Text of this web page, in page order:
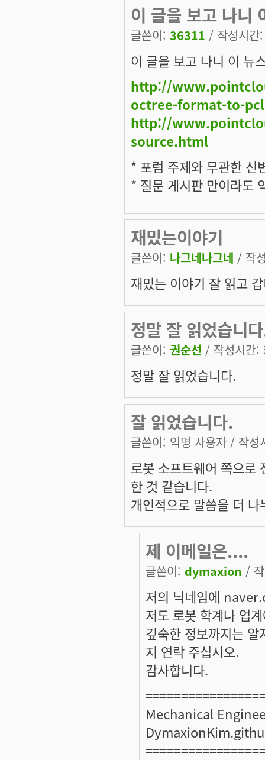
이 글을 보고 나니
글쓴이: 36311 / 작성시
이 글을 보고 나니 이 뉴
http://
octree-format-to-
http://
source.html
* 포럼 주제와 무관한 신
* 질문 게시판 만이라도
재밌는이야기
글쓴이: 나그네나그네 / 작
재밌는 이야기 잘 읽고
정말 잘 읽었습니
글쓴이: 권순선 / 작성시간
정말 잘 읽었습니다.
잘 읽었습니다.
글쓴이: 익명 사용자 / 작성
로봇 소프트웨어 쪽으로
한 것 같습니다.
개인적으로 말씀을 더
제 이메일은....
글쓴이: dymaxion /
저의 닉네임에
저도 로봇 학계나 업
깊숙한 정보까지는
지 연락 주십시오.
감사합니다.
Mechanical